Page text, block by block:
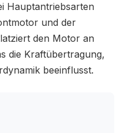
Hauptantriebsarten
und der
den Motor an
die Kraftübertragung,
beeinflusst.